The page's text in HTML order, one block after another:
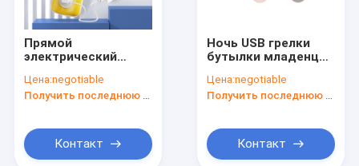
Прямой
электрический
дисплей LCD
скорости грелки 5
Цена:negotiable
Контакт
Ночь USB грелки
бутылки младенца
перемещения
портативная
Цена:negotiable
Контакт